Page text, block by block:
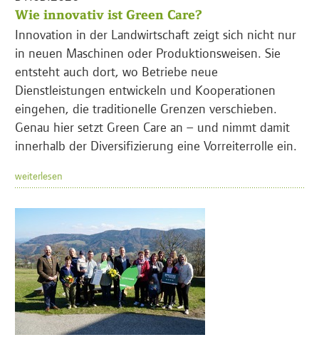
Wie innovativ ist Green Care?
Innovation in der Landwirtschaft zeigt sich nicht nur
in neuen Maschinen oder Produktionsweisen. Sie
entsteht auch dort, wo Betriebe neue
Dienstleistungen entwickeln und Kooperationen
eingehen, die traditionelle Grenzen verschieben.
Genau hier setzt Green Care an – und nimmt damit
innerhalb der Diversifizierung eine Vorreiterrolle ein.
weiterlesen